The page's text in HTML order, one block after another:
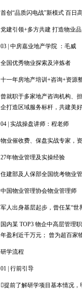
首创“品质闪电战”新模式 百日
党建引领+多方共建 打造物业
03 | 中房嘉业地产学院 ：毛威
全国优秀物业探索及淬炼者
十一年房地产培训+咨询+资源
曾就职于多家地产咨询机构、
企打造区域服务标杆，共建美
04 | 实战操盘讲师：程老师
物业催收费、保盘实战专家，
27年物业管理及实操经验
住建部及人保部全国统考物业
中国物业管理协会物业管理师
军人出身基层起步，曾任某“世
国内某 TOP3 物企中高层管理
年盈利近千万元； 曾为超百家
研学流程
01 | 行前引导
提前了解研学项目基本情况